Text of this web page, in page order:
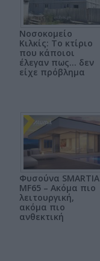
Νοσοκομείο
Κιλκίς: Το κτίριο
που κάποιοι
έλεγαν πως... δεν
είχε πρόβλημα
Φυσούνα SMARTIA
MF65 – Ακόμα πιο
λειτουργική,
ακόμα πιο
ανθεκτική